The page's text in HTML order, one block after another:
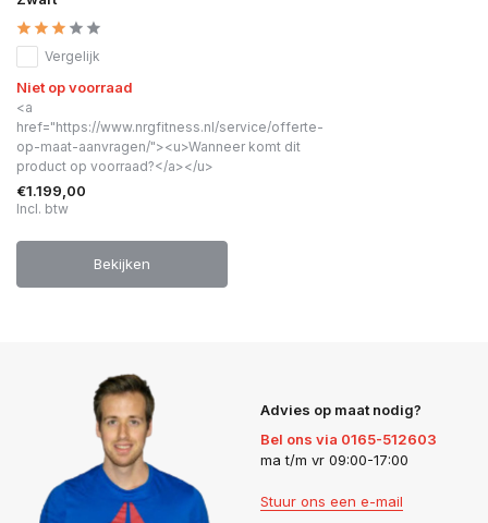
Vergelijk
Niet op voorraad
<a
href="https://www.nrgfitness.nl/service/offerte-
op-maat-aanvragen/"><u>Wanneer komt dit
product op voorraad?</a></u>
€1.199,00
Incl. btw
Bekijken
Advies op maat nodig?
Bel ons via 0165-512603
ma t/m vr 09:00-17:00
Stuur ons een e-mail